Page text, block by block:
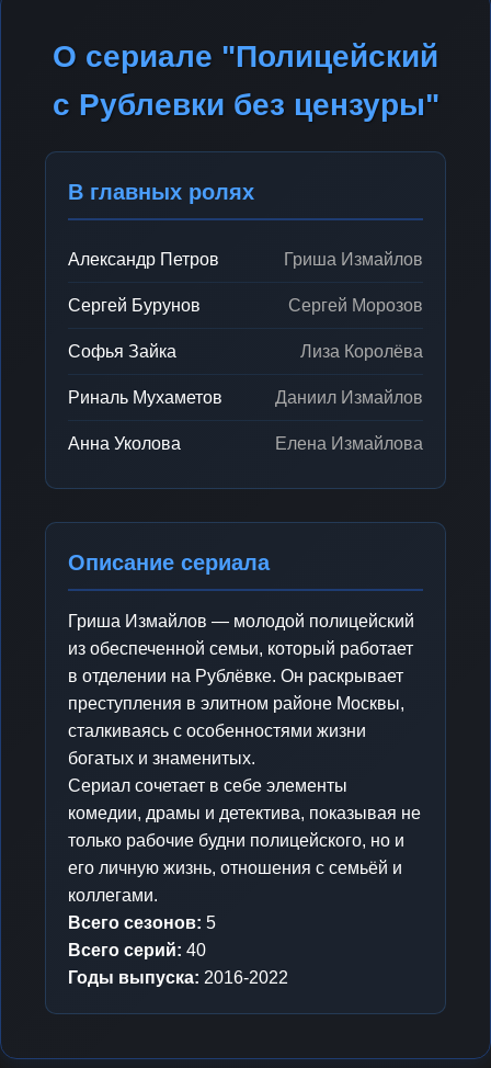
О сериале "Полицейский
с Рублевки без цензуры"
В главных ролях
Александр Петров Гриша Измайлов
Сергей Бурунов Сергей Морозов
Софья Зайка Лиза Королёва
Риналь Мухаметов Даниил Измайлов
Анна Уколова Елена Измайлова
Описание сериала
Гриша Измайлов — молодой полицейский
из обеспеченной семьи, который работает
в отделении на Рублёвке. Он раскрывает
преступления в элитном районе Москвы,
сталкиваясь с особенностями жизни
богатых и знаменитых.
Сериал сочетает в себе элементы
комедии, драмы и детектива, показывая не
только рабочие будни полицейского, но и
его личную жизнь, отношения с семьёй и
коллегами.
Всего сезонов: 5
Всего серий: 40
Годы выпуска: 2016-2022